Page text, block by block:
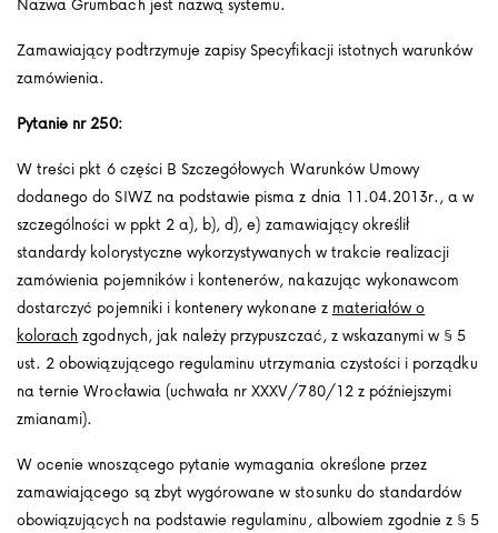
Zamawiający podtrzymuje zapisy Specyfikacji istotnych warunków
zamówienia.
Pytanie nr 250:
W treści pkt 6 części B Szczegółowych Warunków Umowy
dodanego do SIWZ na podstawie pisma z dnia 11.04.2013r., a w
szczególności w ppkt 2 a), b), d), e) zamawiający określił
standardy kolorystyczne wykorzystywanych w trakcie realizacji
zamówienia pojemników i kontenerów, nakazując wykonawcom
dostarczyć pojemniki i kontenery wykonane z materiałów o
kolorach zgodnych, jak należy przypuszczać, z wskazanymi w § 5
ust. 2 obowiązującego regulaminu utrzymania czystości i porządku
na ternie Wrocławia (uchwała nr XXXV/780/12 z późniejszymi
zmianami).
W ocenie wnoszącego pytanie wymagania określone przez
zamawiającego są zbyt wygórowane w stosunku do standardów
obowiązujących na podstawie regulaminu, albowiem zgodnie z § 5